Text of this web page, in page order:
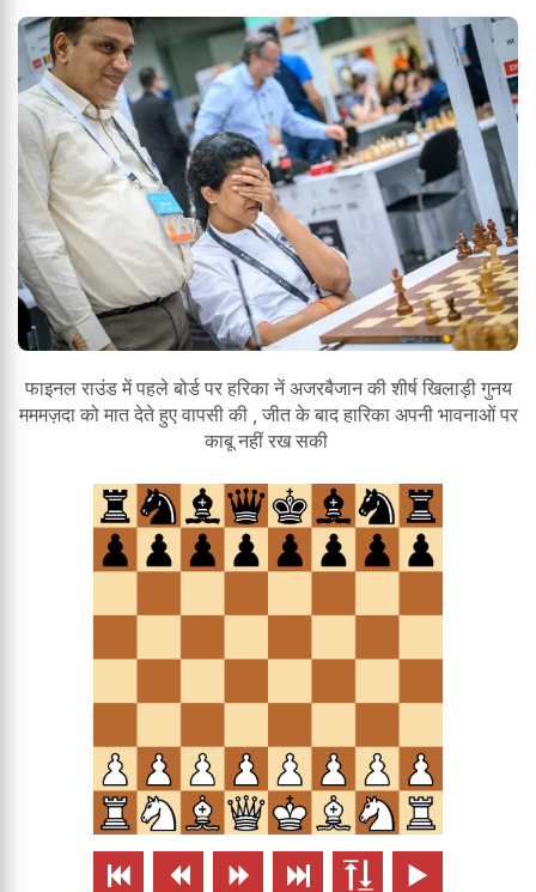
फाइनल राउंड में पहले बोर्ड पर हरिका नें अजरबैजान की शीर्ष खिलाड़ी गुनय
मममज़दा को मात देते हुए वापसी की , जीत के बाद हारिका अपनी भावनाओं पर
काबू नहीं रख सकी
     